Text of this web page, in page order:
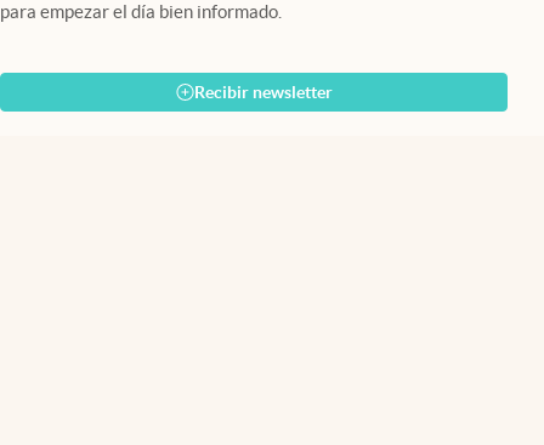
para empezar el día bien informado.
Recibir newsletter